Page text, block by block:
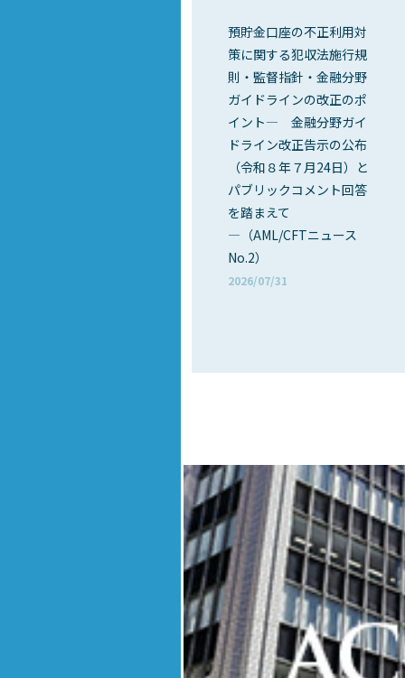
預貯金口座の不正利用対
策に関する犯収法施行規
則・監督指針・金融分野
ガイドラインの改正のポ
イント― 金融分野ガイ
ドライン改正告示の公布
（令和８年７月24日）と
パブリックコメント回答
を踏まえて
―（AML/CFTニュース
No.2）
2026/07/31